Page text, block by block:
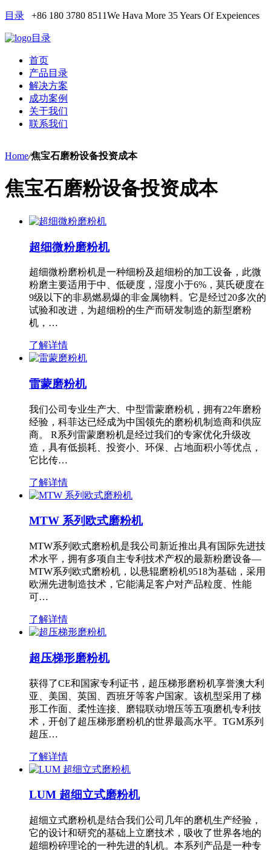
目录 +86 180 3780 8511We Hava More 35 Years Of Expeiences
目录
首页
产品目录
解决方案
成功案例
关于我们
联系我们
Home/焦宝石磨粉设备投资成本
焦宝石磨粉设备投资成本
超细微粉磨粉机
超细微粉磨粉机是一种细粉及超细粉的加工设备，此微
粉磨主要适用于中、低硬度，湿度小于6%，莫氏硬度在
9级以下的非易燃易爆的非金属物料。它是经过20多次的
试验和改进，为超细粉的生产而研发制造的新型磨粉
机，…
了解详情
雷蒙磨粉机
我们公司专业生产大、中型雷蒙磨粉机，拥有22年磨粉
经验，科菲达已经成为中国领先的磨粉机制造商和供应
商。 R系列雷蒙磨粉机是经过我们的专家优化升级改
造，具有低损耗、投资小、环保、占地面积小等优点，
它比传…
了解详情
MTW 系列欧式磨粉机
MTW系列欧式磨粉机是我公司新近推出具有国际先进技
术水平，拥有多项自主专利技术产权的最新粉磨设备—
MTW系列欧式磨粉机，以悬辊磨粉机9518为基础，采用
欧洲先进制造技术，它能满足客户对产品粒度、性能
可…
了解详情
超压梯形磨粉机
获得了CE和国家专利证书，超压梯形磨粉机享誉澳大利
亚、美国、英国、西班牙等客户国家。该机型采用了梯
形工作面、柔性连接、磨辊联动增压等五项磨机专利技
术，开创了超压梯形磨粉机的世界最高水平。TGM系列
超压…
了解详情
LUM 超细立式磨粉机
超细立式磨粉机是结合我们公司几年的磨机生产经验，
它的设计和研究的基础上立磨技术，吸收了世界各地的
超细粉碎理论的一种先进的轧机。本系列产品是一种专